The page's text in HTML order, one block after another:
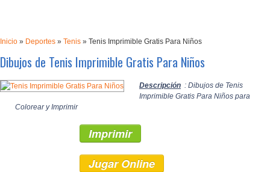
Inicio » Deportes » Tenis » Tenis Imprimible Gratis Para Niños
Dibujos de Tenis Imprimible Gratis Para Niños
Descripción : Dibujos de Tenis
Imprimible Gratis Para Niños para
Colorear y Imprimir
Imprimir
Jugar Online